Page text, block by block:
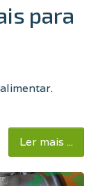
para
Ler mais ...